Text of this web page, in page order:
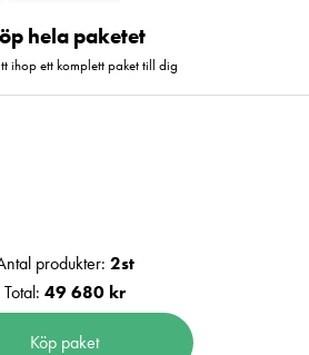
hela paketet
ihop ett komplett paket till dig
produkter: 2st
Total: 49 680 kr
Köp paket